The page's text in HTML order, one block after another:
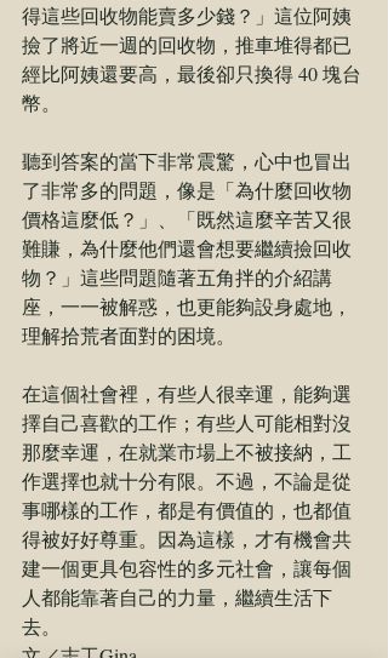
得這些回收物能賣多少錢？」這位阿姨
撿了將近一週的回收物，推車堆得都已
經比阿姨還要高，最後卻只換得 40 塊台
幣。
聽到答案的當下非常震驚，心中也冒出
了非常多的問題，像是「為什麼回收物
價格這麼低？」、「既然這麼辛苦又很
難賺，為什麼他們還會想要繼續撿回收
物？」這些問題隨著五角拌的介紹講
座，一一被解惑，也更能夠設身處地，
理解拾荒者面對的困境。
在這個社會裡，有些人很幸運，能夠選
擇自己喜歡的工作；有些人可能相對沒
那麼幸運，在就業市場上不被接納，工
作選擇也就十分有限。不過，不論是從
事哪樣的工作，都是有價值的，也都值
得被好好尊重。因為這樣，才有機會共
建一個更具包容性的多元社會，讓每個
人都能靠著自己的力量，繼續生活下
去。